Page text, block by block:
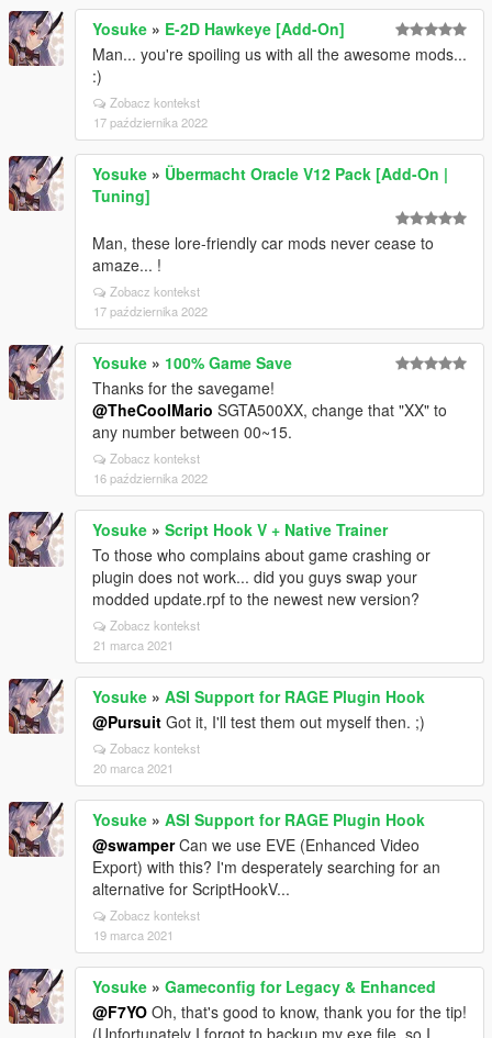
Yosuke » E-2D Hawkeye [Add-On]
Man... you're spoiling us with all the awesome mods...
:)
Zobacz kontekst
17 października 2022
Yosuke » Übermacht Oracle V12 Pack [Add-On |
Tuning]
Man, these lore-friendly car mods never cease to
amaze... !
Zobacz kontekst
17 października 2022
Yosuke » 100% Game Save
Thanks for the savegame!
@TheCoolMario SGTA500XX, change that "XX" to
any number between 00~15.
Zobacz kontekst
16 października 2022
Yosuke » Script Hook V + Native Trainer
To those who complains about game crashing or
plugin does not work... did you guys swap your
modded update.rpf to the newest new version?
Zobacz kontekst
21 marca 2021
Yosuke » ASI Support for RAGE Plugin Hook
@Pursuit Got it, I'll test them out myself then. ;)
Zobacz kontekst
20 marca 2021
Yosuke » ASI Support for RAGE Plugin Hook
@swamperCan we use EVE (Enhanced Video
Export) with this? I'm desperately searching for an
alternative for ScriptHookV...
Zobacz kontekst
19 marca 2021
Yosuke » Gameconfig for Legacy & Enhanced
@F7YO Oh, that's good to know, thank you for the tip!
(Unfortunately I forgot to backup my exe file, so I